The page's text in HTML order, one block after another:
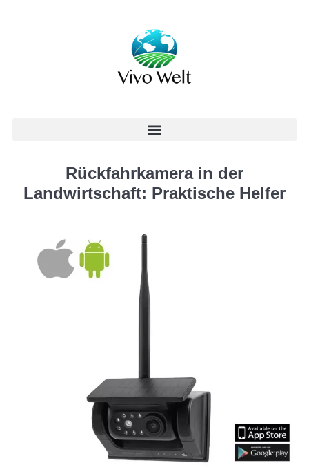
Rückfahrkamera in der
Landwirtschaft: Praktische Helfer